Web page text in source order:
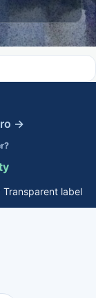
→
label